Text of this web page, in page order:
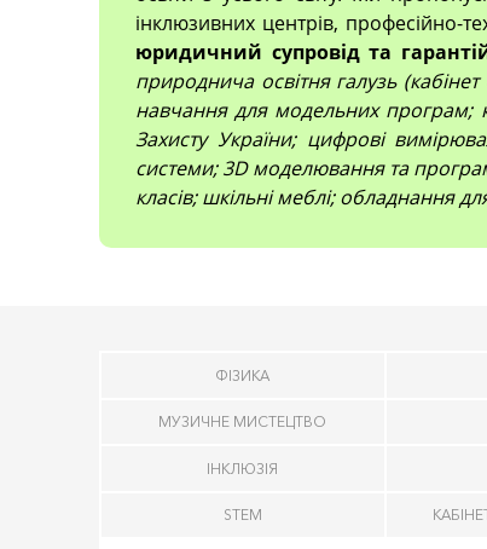
інклюзивних центрів, професійно-
юридичний супровід та
природнича освітня галузь (кабінет
навчання для модельних програм;
Захисту України; цифрові
системи; 3D моделювання та
класів; шкільні меблі; обладнання
ФІЗИКА
МУЗИЧНЕ МИСТЕЦТВО
ІНКЛЮЗІЯ
STEM